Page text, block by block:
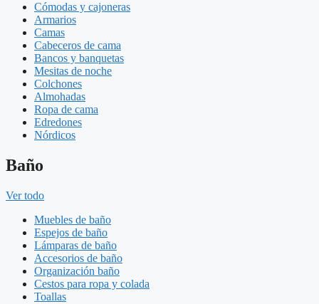
Cómodas y cajoneras
Armarios
Camas
Cabeceros de cama
Bancos y banquetas
Mesitas de noche
Colchones
Almohadas
Ropa de cama
Edredones
Nórdicos
Baño
Ver todo
Muebles de baño
Espejos de baño
Lámparas de baño
Accesorios de baño
Organización baño
Cestos para ropa y colada
Toallas